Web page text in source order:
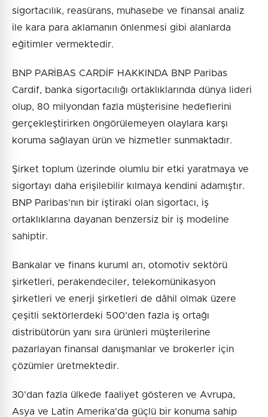
sigortacılık, reasürans, muhasebe ve finansal analiz
ile kara para aklamanın önlenmesi gibi alanlarda
eğitimler vermektedir.
BNP PARİBAS CARDİF HAKKINDA BNP Paribas
Cardif, banka sigortacılığı ortaklıklarında dünya lideri
olup, 80 milyondan fazla müşterisine hedeflerini
gerçekleştirirken öngörülemeyen olaylara karşı
koruma sağlayan ürün ve hizmetler sunmaktadır.
Şirket toplum üzerinde olumlu bir etki yaratmaya ve
sigortayı daha erişilebilir kılmaya kendini adamıştır.
BNP Paribas'nın bir iştiraki olan sigortacı, iş
ortaklıklarına dayanan benzersiz bir iş modeline
sahiptir.
Bankalar ve finans kuruml arı, otomotiv sektörü
şirketleri, perakendeciler, telekomünikasyon
şirketleri ve enerji şirketleri de dâhil olmak üzere
çeşitli sektörlerdeki 500'den fazla iş ortağı
distribütörün yanı sıra ürünleri müşterilerine
pazarlayan finansal danışmanlar ve brokerler için
çözümler üretmektedir.
30'dan fazla ülkede faaliyet gösteren ve Avrupa,
Asya ve Latin Amerika'da güçlü bir konuma sahip